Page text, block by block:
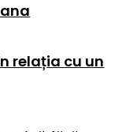
relația cu un